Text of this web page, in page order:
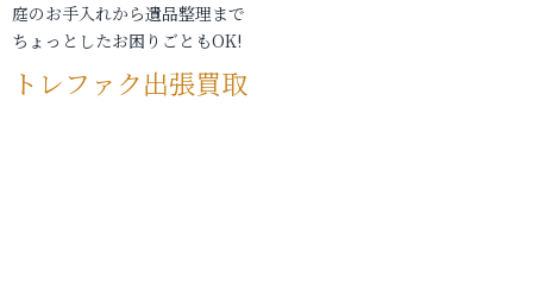
庭のお手入れから遺品整理まで
ちょっとしたお困りごともOK!
トレファク出張買取